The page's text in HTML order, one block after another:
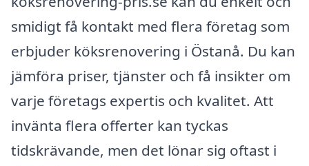
smidigt få kontakt med flera företag som
erbjuder köksrenovering i Östanå. Du kan
jämföra priser, tjänster och få insikter om
varje företags expertis och kvalitet. Att
invänta flera offerter kan tyckas
tidskrävande, men det lönar sig oftast i